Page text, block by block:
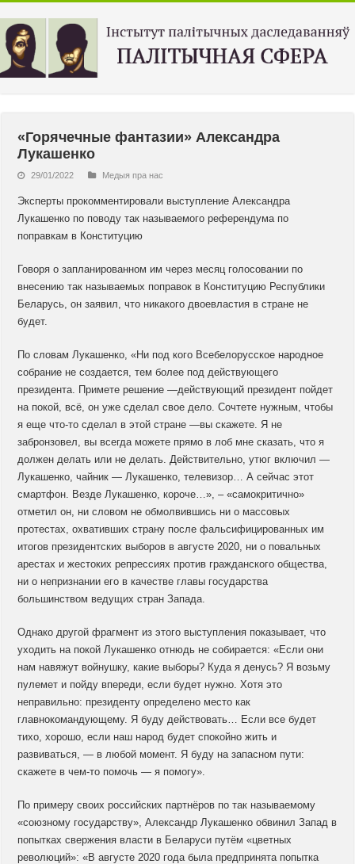
«Горячечные фантазии» Александра
Лукашенко
29/01/2022 Медыя пра нас
Эксперты прокомментировали выступление Александра
Лукашенко по поводу так называемого референдума по
поправкам в Конституцию
Говоря о запланированном им через месяц голосовании по
внесению так называемых поправок в Конституцию Республики
Беларусь, он заявил, что никакого двоевластия в стране не
будет.
По словам Лукашенко, «Ни под кого Всебелорусское народное
собрание не создается, тем более под действующего
президента. Примете решение —действующий президент пойдет
на покой, всё, он уже сделал свое дело. Сочтете нужным, чтобы
я еще что-то сделал в этой стране —вы скажете. Я не
забронзовел, вы всегда можете прямо в лоб мне сказать, что я
должен делать или не делать. Действительно, утюг включил —
Лукашенко, чайник — Лукашенко, телевизор… А сейчас этот
смартфон. Везде Лукашенко, короче…», – «самокритично»
отметил он, ни словом не обмолвившись ни о массовых
протестах, охвативших страну после фальсифицированных им
итогов президентских выборов в августе 2020, ни о повальных
арестах и жестоких репрессиях против гражданского общества,
ни о непризнании его в качестве главы государства
большинством ведущих стран Запада.
Однако другой фрагмент из этого выступления показывает, что
уходить на покой Лукашенко отнюдь не собирается: «Если они
нам навяжут войнушку, какие выборы? Куда я денусь? Я возьму
пулемет и пойду впереди, если будет нужно. Хотя это
неправильно: президенту определено место как
главнокомандующему. Я буду действовать… Если все будет
тихо, хорошо, если наш народ будет спокойно жить и
развиваться, — в любой момент. Я буду на запасном пути:
скажете в чем-то помочь — я помогу».
По примеру своих российских партнёров по так называемому
«союзному государству», Александр Лукашенко обвинил Запад в
попытках свержения власти в Беларуси путём «цветных
революций»: «В августе 2020 года была предпринята попытка